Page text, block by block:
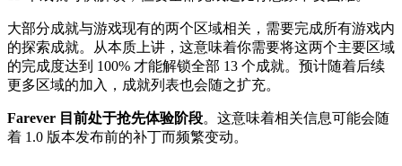
大部分成就与游戏现有的两个区域相关，需要完成所有游戏内
的探索成就。从本质上讲，这意味着你需要将这两个主要区域
的完成度达到 100% 才能解锁全部 13 个成就。预计随着后续
更多区域的加入，成就列表也会随之扩充。
Farever 目前处于抢先体验阶段。这意味着相关信息可能会随
着 1.0 版本发布前的补丁而频繁变动。